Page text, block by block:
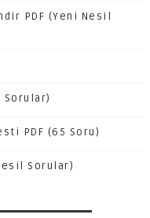
PDF (Yeni Nesil
Sorular)
PDF (65 Soru)
Sorular)